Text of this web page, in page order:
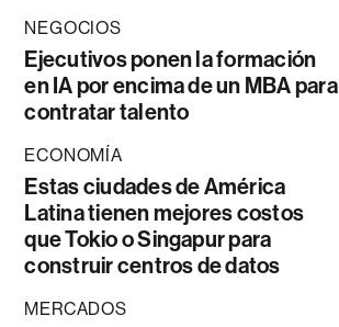
NEGOCIOS
Ejecutivos ponen la formación
en IA por encima de un MBA para
contratar talento
ECONOMÍA
Estas ciudades de América
Latina tienen mejores costos
que Tokio o Singapur para
construir centros de datos
MERCADOS